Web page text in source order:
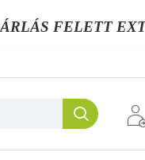
FELETT